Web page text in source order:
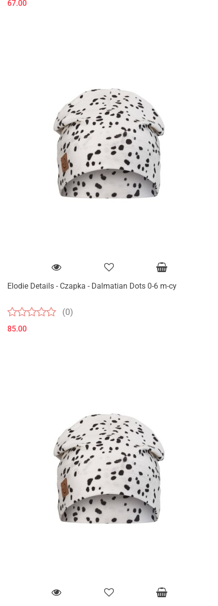
67.00
Elodie Details - Czapka - Dalmatian Dots 0-6 m-cy
(0)
85.00